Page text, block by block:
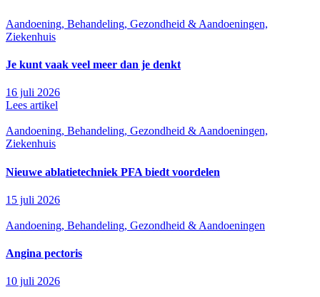
Aandoening, Behandeling, Gezondheid & Aandoeningen,
Ziekenhuis
Je kunt vaak veel meer dan je denkt
16 juli 2026
Lees artikel
Aandoening, Behandeling, Gezondheid & Aandoeningen,
Ziekenhuis
Nieuwe ablatietechniek PFA biedt voordelen
15 juli 2026
Aandoening, Behandeling, Gezondheid & Aandoeningen
Angina pectoris
10 juli 2026